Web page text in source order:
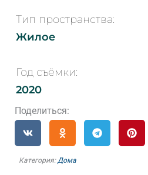
Тип пространства:
Жилое
Год съёмки:
2020
Поделиться:
Категория:Дома